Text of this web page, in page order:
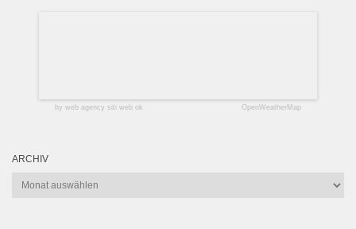
by web agency siti web ok OpenWeatherMap
ARCHIV
Archiv